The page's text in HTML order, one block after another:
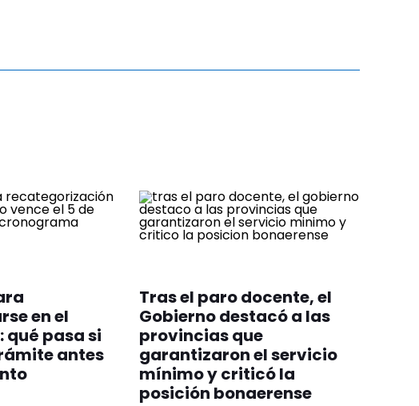
en el
pasa si
antes
Tras el paro docente, el
Gobierno destacó a las
provincias que
garantizaron el servicio
mínimo y criticó la
posición bonaerense